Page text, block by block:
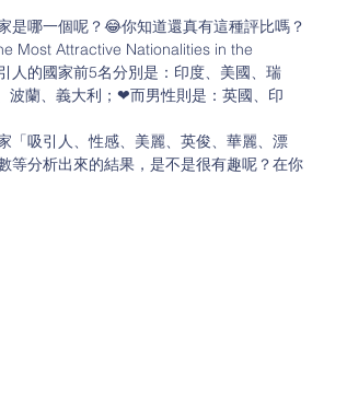
是哪一個呢？😂你知道還真有這種評比嗎？
Most Attractive Nationalities in the
人的國家前5名分別是：印度、美國、瑞
波蘭、義大利；❤而男性則是：英國、印
「吸引人、性感、美麗、英俊、華麗、漂
等分析出來的結果，是不是很有趣呢？在你